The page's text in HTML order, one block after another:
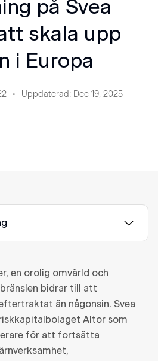
på Svea
skala upp
i Europa
Uppdaterad: Dec 19, 2025
en orolig omvärld och
bidrar till att
än någonsin. Svea
Altor som
för att fortsätta